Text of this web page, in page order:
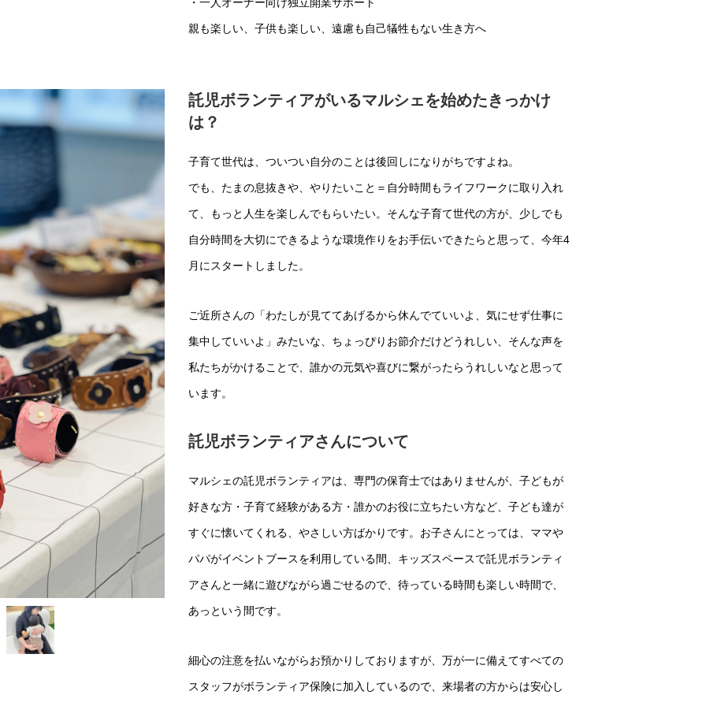
親も楽しい、子供も楽しい、遠慮も自己犠牲もない生き方へ

託児ボランティアがいるマルシェを始めたきっかけ
は？
子育て世代は、ついつい自分のことは後回しになりがちですよね。
でも、たまの息抜きや、やりたいこと＝自分時間もライフワークに取り入れ
て、もっと人生を楽しんでもらいたい。そんな子育て世代の方が、少しでも
自分時間を大切にできるような環境作りをお手伝いできたらと思って、今年4
月にスタートしました。
ご近所さんの「わたしが見ててあげるから休んでていいよ、気にせず仕事に
集中していいよ」みたいな、ちょっぴりお節介だけどうれしい、そんな声を
私たちがかけることで、誰かの元気や喜びに繋がったらうれしいなと思って
います。
託児ボランティアさんについて
マルシェの託児ボランティアは、専門の保育士ではありませんが、子どもが
好きな方・子育て経験がある方・誰かのお役に立ちたい方など、子ども達が
すぐに懐いてくれる、やさしい方ばかりです。お子さんにとっては、ママや
パパがイベントブースを利用している間、キッズスペースで託児ボランティ
アさんと一緒に遊びながら過ごせるので、待っている時間も楽しい時間で、
あっという間です。
細心の注意を払いながらお預かりしておりますが、万が一に備えてすべての
スタッフがボランティア保険に加入しているので、来場者の方からは安心し